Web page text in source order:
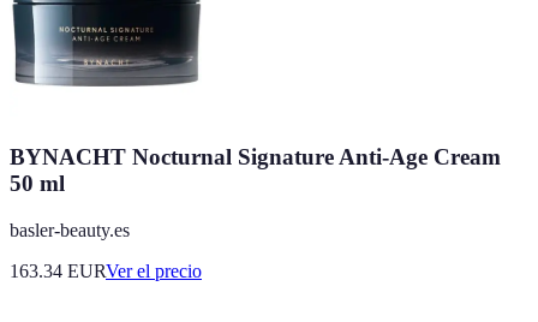
BYNACHT Nocturnal Signature Anti-Age Cream
50 ml
basler-beauty.es
163.34 EURVer el precio